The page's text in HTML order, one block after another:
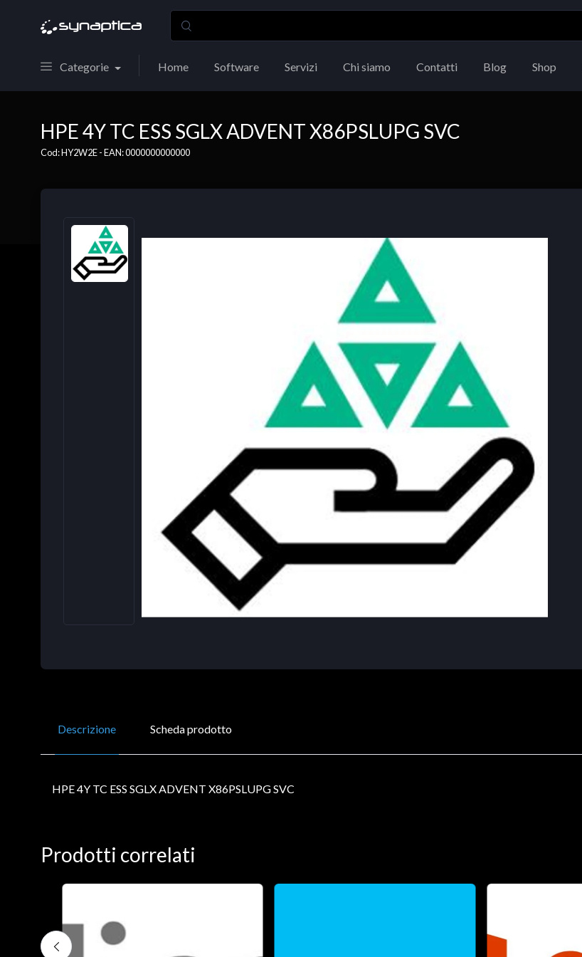
Categorie Home Software Servizi Chi siamo Contatti Blog Shop
HPE 4Y TC ESS SGLX ADVENT X86PSLUPG SVC
Cod: HY2W2E - EAN: 0000000000000
Descrizione Scheda prodotto
HPE 4Y TC ESS SGLX ADVENT X86PSLUPG SVC
Prodotti correlati